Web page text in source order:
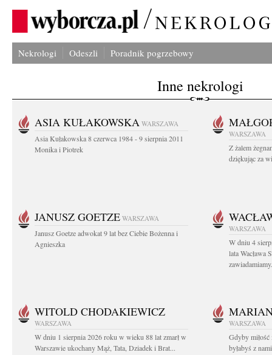
Nekrologi Odeszli Poradnik pogrzebowy
Inne nekrologi
ASIA KUŁAKOWSKA WARSZAWA
Asia Kułakowska 8 czerwca 1984 - 9 sierpnia 2011
Monika i Piotrek
WARSZAWA
Z żalem
dziękując za
JANUSZ GOETZE WARSZAWA
Janusz Goetze adwokat 9 lat bez Ciebie Bożenna i
Agnieszka
WARSZAWA
W dniu 4
lata Wacława
WITOLD CHODAKIEWICZ
WARSZAWA
W dniu 1 sierpnia 2026 roku w wieku 88 lat zmarł w
Warszawie ukochany Mąż, Tata, Dziadek i Brat...
WARSZAWA
Gdyby miłość
byłabyś z